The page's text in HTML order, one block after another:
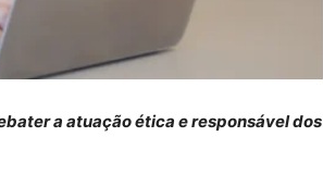
a atuação ética e responsável dos